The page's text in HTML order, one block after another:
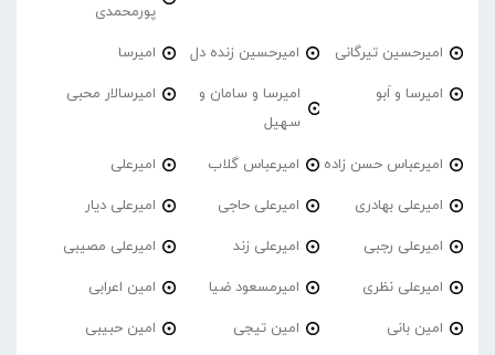
پورمحمدی
امیرحسین تیرگانی امیرحسین زنده دل امیرسا
امیرسا و اَبو
امیرسا و سامان و
سهیل
امیرسالار محبی
امیرعباس حسن زاده امیرعباس گلاب امیرعلی
امیرعلی بهادری امیرعلی حاجی امیرعلی دیار
امیرعلی رجبی امیرعلی زند امیرعلی مصیبی
امیرعلی نظری امیرمسعود ضیا امین اعرابی
امین بانی امین تیجی امین حبیبی